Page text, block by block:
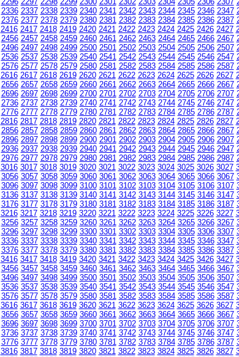
2336 2337 2338 2339 2340 2341 2342 2343 2344 2345 2346 2347
2376 2377 2378 2379 2380 2381 2382 2383 2384 2385 2386 2387
2416 2417 2418 2419 2420 2421 2422 2423 2424 2425 2426 2427
2456 2457 2458 2459 2460 2461 2462 2463 2464 2465 2466 2467
2496 2497 2498 2499 2500 2501 2502 2503 2504 2505 2506 2507
2536 2537 2538 2539 2540 2541 2542 2543 2544 2545 2546 2547
2576 2577 2578 2579 2580 2581 2582 2583 2584 2585 2586 2587
2616 2617 2618 2619 2620 2621 2622 2623 2624 2625 2626 2627
2656 2657 2658 2659 2660 2661 2662 2663 2664 2665 2666 2667
2696 2697 2698 2699 2700 2701 2702 2703 2704 2705 2706 2707
2736 2737 2738 2739 2740 2741 2742 2743 2744 2745 2746 2747
2776 2777 2778 2779 2780 2781 2782 2783 2784 2785 2786 2787
2816 2817 2818 2819 2820 2821 2822 2823 2824 2825 2826 2827
2856 2857 2858 2859 2860 2861 2862 2863 2864 2865 2866 2867
2896 2897 2898 2899 2900 2901 2902 2903 2904 2905 2906 2907
2936 2937 2938 2939 2940 2941 2942 2943 2944 2945 2946 2947
2976 2977 2978 2979 2980 2981 2982 2983 2984 2985 2986 2987
3016 3017 3018 3019 3020 3021 3022 3023 3024 3025 3026 3027
3056 3057 3058 3059 3060 3061 3062 3063 3064 3065 3066 3067
3096 3097 3098 3099 3100 3101 3102 3103 3104 3105 3106 3107
3136 3137 3138 3139 3140 3141 3142 3143 3144 3145 3146 3147
3176 3177 3178 3179 3180 3181 3182 3183 3184 3185 3186 3187
3216 3217 3218 3219 3220 3221 3222 3223 3224 3225 3226 3227
3256 3257 3258 3259 3260 3261 3262 3263 3264 3265 3266 3267
3296 3297 3298 3299 3300 3301 3302 3303 3304 3305 3306 3307
3336 3337 3338 3339 3340 3341 3342 3343 3344 3345 3346 3347
3376 3377 3378 3379 3380 3381 3382 3383 3384 3385 3386 3387
3416 3417 3418 3419 3420 3421 3422 3423 3424 3425 3426 3427
3456 3457 3458 3459 3460 3461 3462 3463 3464 3465 3466 3467
3496 3497 3498 3499 3500 3501 3502 3503 3504 3505 3506 3507
3536 3537 3538 3539 3540 3541 3542 3543 3544 3545 3546 3547
3576 3577 3578 3579 3580 3581 3582 3583 3584 3585 3586 3587
3616 3617 3618 3619 3620 3621 3622 3623 3624 3625 3626 3627
3656 3657 3658 3659 3660 3661 3662 3663 3664 3665 3666 3667
3696 3697 3698 3699 3700 3701 3702 3703 3704 3705 3706 3707
3736 3737 3738 3739 3740 3741 3742 3743 3744 3745 3746 3747
3776 3777 3778 3779 3780 3781 3782 3783 3784 3785 3786 3787
3816 3817 3818 3819 3820 3821 3822 3823 3824 3825 3826 3827